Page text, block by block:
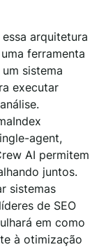
arquitetura
ferramenta
sistema
executar
agent,
AI permitem
juntos.
sistemas
de SEO
em como
à otimização